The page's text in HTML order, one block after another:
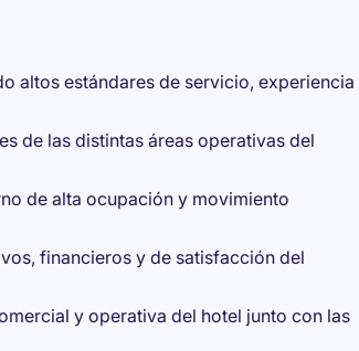
altos estándares de servicio, experiencia
de las distintas áreas operativas del
de alta ocupación y movimiento
financieros y de satisfacción del
y operativa del hotel junto con las